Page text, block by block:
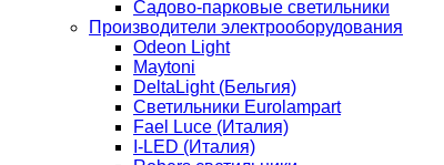
Садово-парковые светильники
Производители электрооборудования
Odeon Light
Maytoni
DeltaLight (Бельгия)
Светильники Eurolampart
Fael Luce (Италия)
I-LED (Италия)